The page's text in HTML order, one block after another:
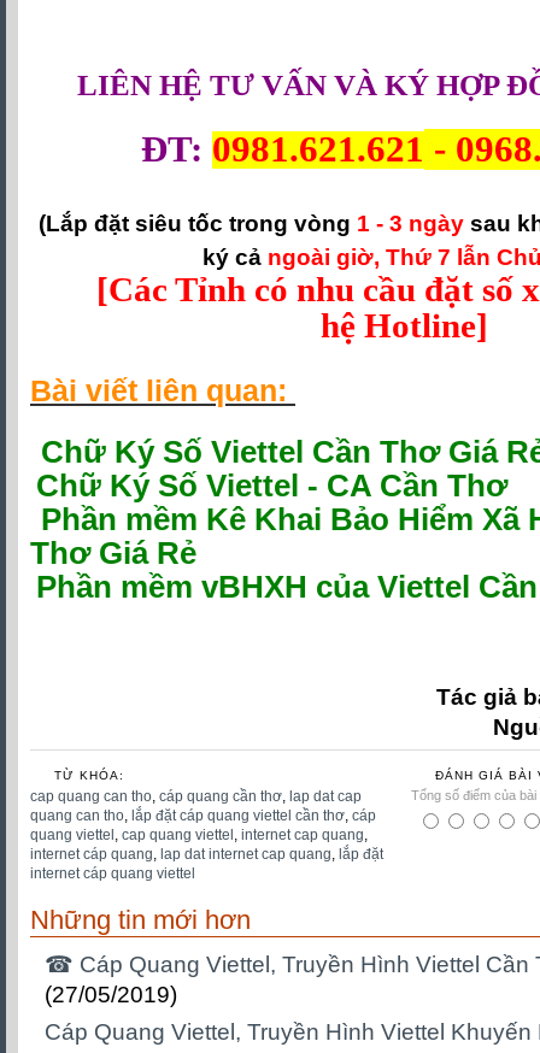
LIÊN HỆ TƯ VẤN VÀ KÝ HỢP
ĐT: 0981.621.621 -
(Lắp đặt siêu tốc trong vòng 1 - 3 ngày sau
ký cả ngoài giờ, Thứ 7 lẫn
[Các Tỉnh có nhu cầu đặt số
hệ Hotline]
Bài viết liên quan:
Chữ Ký Số Viettel Cần Thơ Giá
Chữ Ký Số Viettel - CA Cần Thơ
Phần mềm Kê Khai Bảo Hiểm Xã
Thơ Giá Rẻ
Phần mềm vBHXH của Viettel
Tác giả
TỪ KHÓA:
cap quang can tho, cáp quang cần thơ, lap dat cap
quang can tho, lắp đặt cáp quang viettel cần thơ, cáp
quang viettel , cap quang viettel , internet cap quang,
internet cáp quang, lap dat internet cap quang, lắp đặt
internet cáp quang viettel
ĐÁNH GIÁ BÀI
Tổng số điểm của
Những tin mới hơn
☎ Cáp Quang Viettel, Truyền Hình Viettel Cần
(27/05/2019)
Cáp Quang Viettel, Truyền Hình Viettel Khuyến